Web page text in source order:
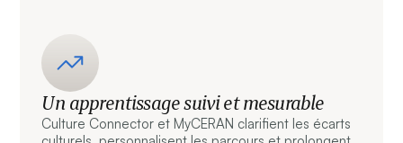
Un apprentissage suivi et mesurable
Culture Connector et MyCERAN clarifient les écarts